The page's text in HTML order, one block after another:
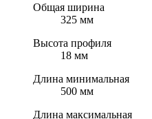
Общая ширина
325 мм
Высота профиля
18 мм
Длина минимальная
500 мм
Длина максимальная